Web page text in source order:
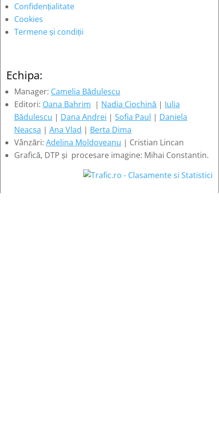
Confidențialitate
Cookies
Termene și condiții
Echipa:
Manager: Camelia Bădulescu
Editori: Oana Bahrim | Nadia Ciochină | Iulia
Bădulescu | Dana Andrei | Sofia Paul | Daniela
Neacșa | Ana Vlad | Berta Dima
Vânzări: Adelina Moldoveanu | Cristian Lincan
Grafică, DTP și procesare imagine: Mihai Constantin.